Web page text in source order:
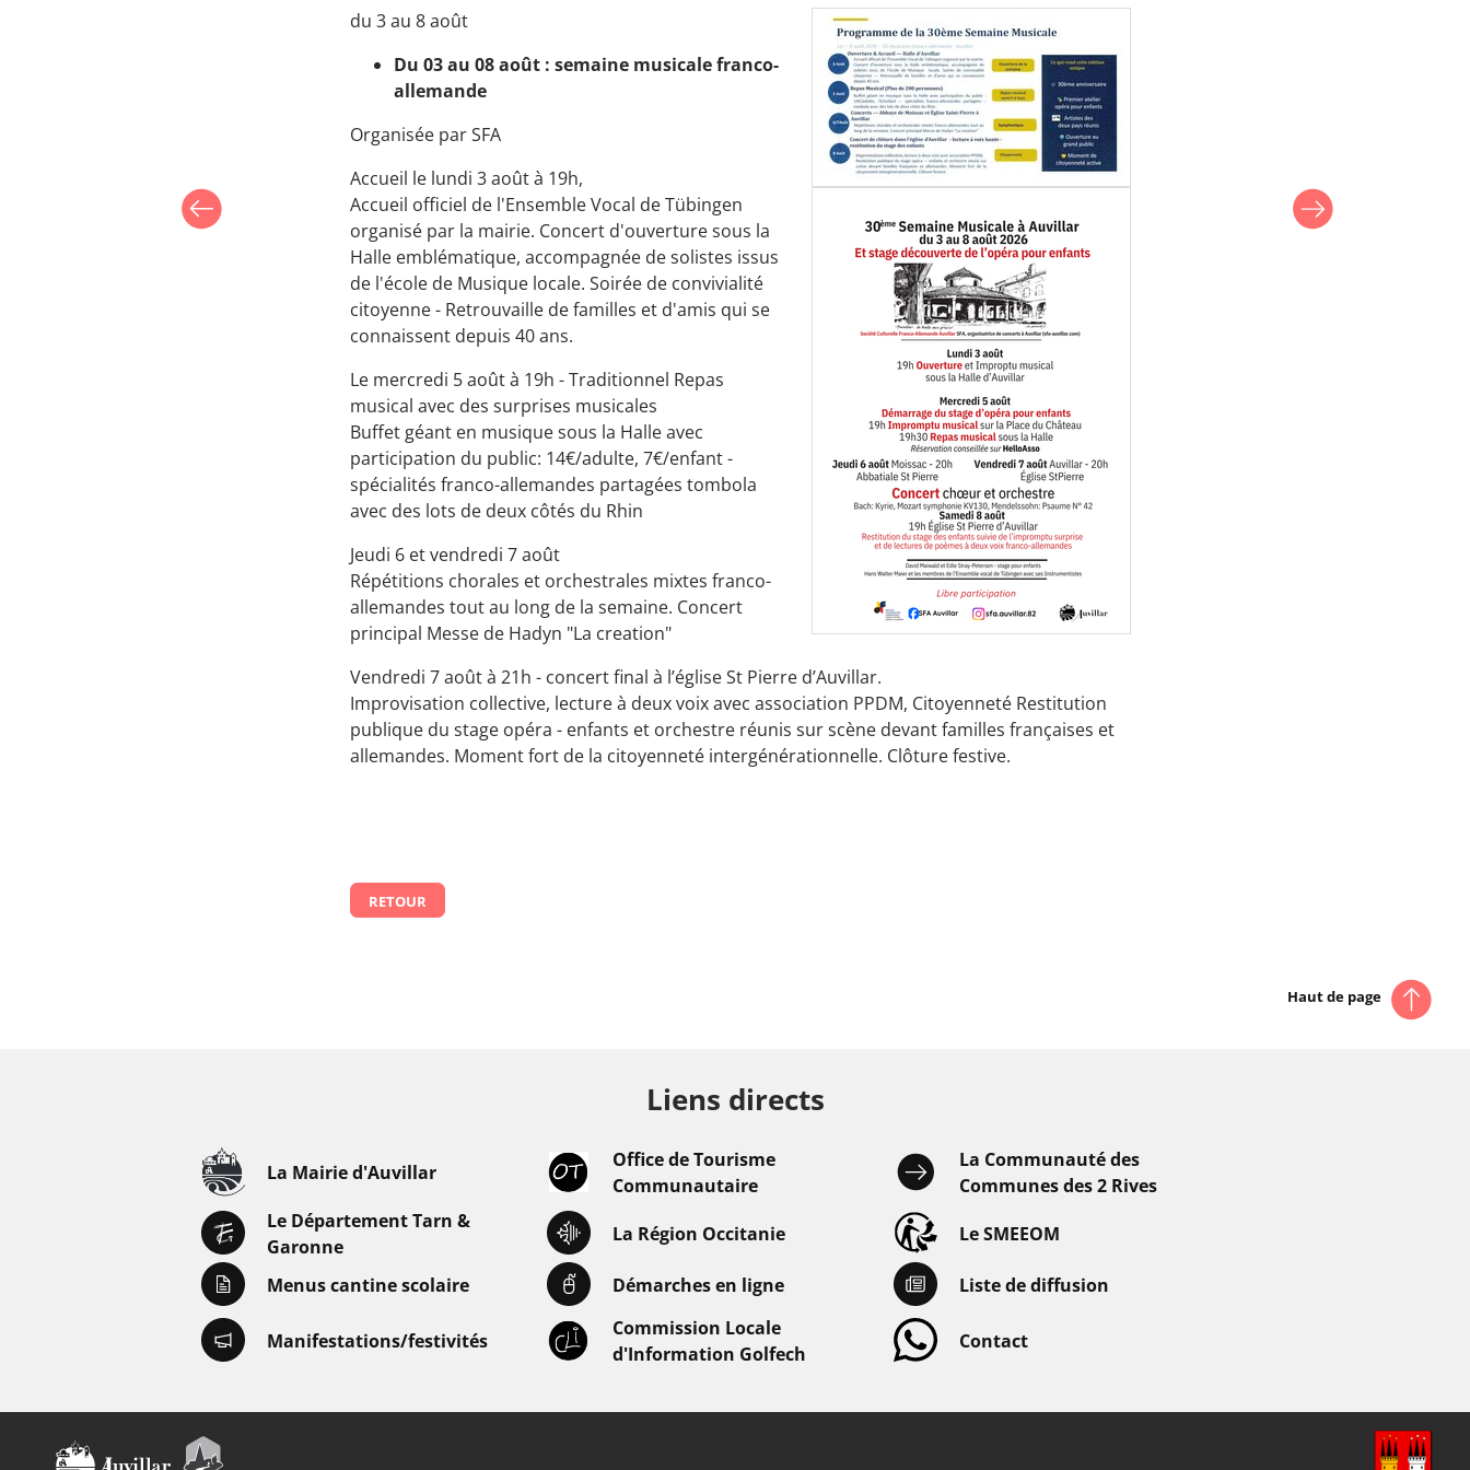
du 3 au 8 août
Du 03 au 08 août : semaine musicalefranco-
allemande
Organisée par SFA
Accueil le lundi 3 août à 19h,
Accueil officiel de l'Ensemble Vocal de Tübingen
organisé par la mairie. Concert d'ouverture sous la
Halle emblématique, accompagnée de solistes issus
de l'école de Musique locale. Soirée de convivialité
citoyenne - Retrouvaille de familles et d'amis qui se
connaissent depuis 40 ans.
Le mercredi 5 août à 19h - Traditionnel Repas
musical avec des surprises musicales
Buffet géant en musique sous la Halle avec
participation du public: 14€/adulte, 7€/enfant -
spécialités franco-allemandes partagées tombola
avec des lots de deux côtés du Rhin
Jeudi 6 et vendredi 7 août
Répétitions chorales et orchestrales mixtes franco-
allemandes tout au long de la semaine. Concert
principal Messe de Hadyn "La creation"
Vendredi 7 août à 21h - concert final à l’église St Pierre d’Auvillar.
Improvisation collective, lecture à deux voix avec association PPDM, Citoyenneté Restitution
publique du stage opéra - enfants et orchestre réunis sur scène devant familles françaises et
allemandes. Moment fort de la citoyenneté intergénérationnelle. Clôture festive.
RETOUR
Haut de page
Liens directs
La Mairie d'Auvillar
Office de Tourisme
Communautaire
La Communauté des
Communes des 2 Rives
Le Département Tarn &
Garonne
La Région Occitanie Le SMEEOM
Menus cantine scolaire Démarches en ligne Liste de diffusion
Manifestations/festivités
Commission Locale
d'Information Golfech
Contact